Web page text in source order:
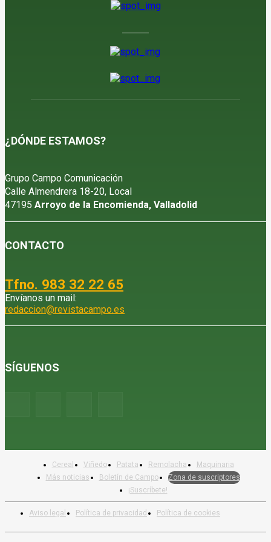
¿DÓNDE ESTAMOS?
Grupo Campo Comunicación
Calle Almendrera 18-20, Local
47195 Arroyo de la Encomienda, Valladolid
CONTACTO
Tfno. 983 32 22 65
Envíanos un mail:
redaccion@revistacampo.es
SÍGUENOS
Aviso legal Política de privacidad Política de cookies
Cereal Viñedo Patata Remolacha
Maquinaria
Más noticias
Boletín de Campo
Zona de suscriptores
¡Suscríbete!